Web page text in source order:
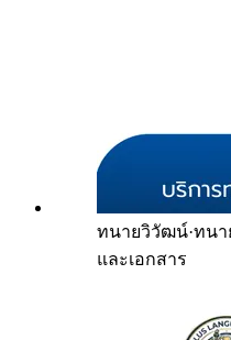
ทนายวิวัฒน์·ทนา
และเอกสาร